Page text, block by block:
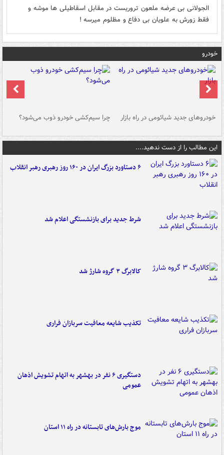
الجولانی بی عرضه ملعون تروریست در مقابل اسقاطیلی ها موشه و
فقط زورش به علویان بی دفاع و مظلوم میرسه !
خودرو
خودروهای جدید شیائومی در راه بازار چرا سیم‌کشی خودرو ذوب می‌شود؟
این مطالب را از دست ندهید....
۶ دستاورد بزرگ ایران در ۱۶۰ روز رهبری رهبر انقلاب
شرط جدید برای بازنشستگی اعلام شد
کالابرگ ۳ گروه شارژ شد
تکذیب شایعه معافیت سربازان فراری
دستگیری ۶ نفر در بهشهر به اتهام تشویش اذهان
عمومی
موج بارش‌های تابستانه در راه ۱۱ استان